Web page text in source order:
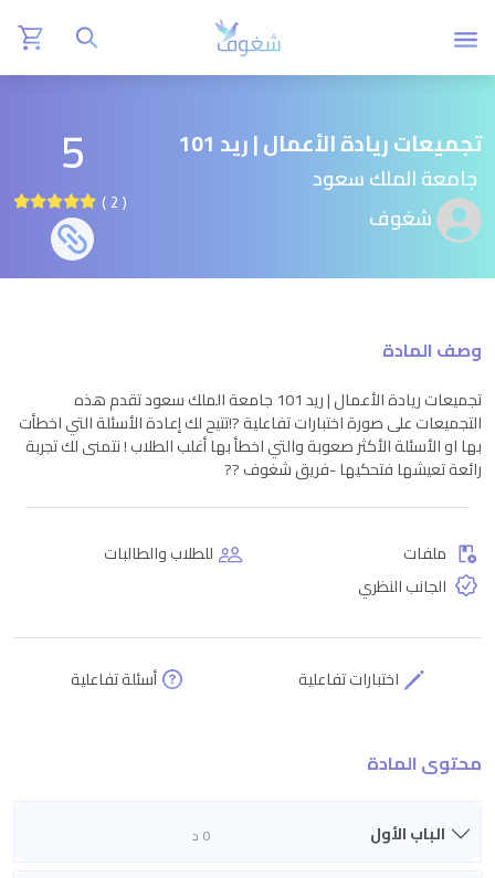
تجميعات ريادة الأعمال | ريد 101
جامعة الملك سعود
شغوف
5
( 2 )
وصف المادة
تجميعات ريادة الأعمال | ريد 101 جامعة الملك سعود تقدم هذه
التجميعات على صورة اختبارات تفاعلية ?!تتيح لك إعادة الأسئلة التي اخطأت
بها او الأسئلة الأكثر صعوبة والتي اخطأ بها أغلب الطلاب ! نتمنى لك تجربة
رائعة تعيشها فتحكيها -فريق شغوف ??️
ملفات
للطلاب والطالبات
الجانب النظري
اختبارات تفاعلية أسئلة تفاعلية
محتوى المادة
الباب الأول 0 د